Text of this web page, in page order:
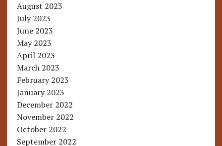
August 2023
July 2023
June 2023
May 2023
April 2023
March 2023
February 2023
January 2023
December 2022
November 2022
October 2022
September 2022